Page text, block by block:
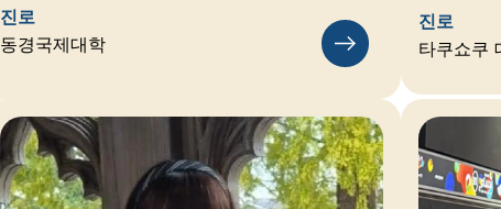
진로
동경국제대학
진로
타쿠쇼쿠